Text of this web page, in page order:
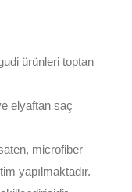
ürünleri toptan
elyaftan saç
microfiber
yapılmaktadır.